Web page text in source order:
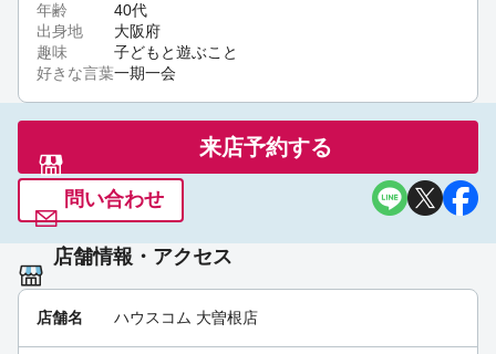
こんにちは！ハウスコム大曽根店です！もうすぐ梅
雨が明けますネ！[ハウスコム 大曽根店]
10th
年齢
40代
出身地
大阪府
趣味
子どもと遊ぶこと
好きな言葉一期一会
来店予約する
問い合わせ
店舗情報・アクセス
店舗名 ハウスコム 大曽根店